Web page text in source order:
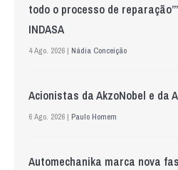
todo o processo de
INDASA
4 Ago. 2026 | Nádia Conceição
Acionistas da AkzoNobel e da
6 Ago. 2026 | Paulo Homem
Automechanika marca nova